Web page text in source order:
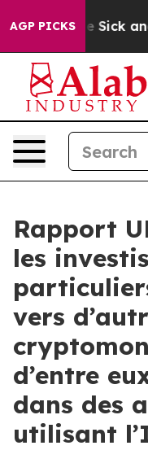
AGP PICKS
Are Sick and
Rapport
les
vers
d’entre
dans des
utilisant